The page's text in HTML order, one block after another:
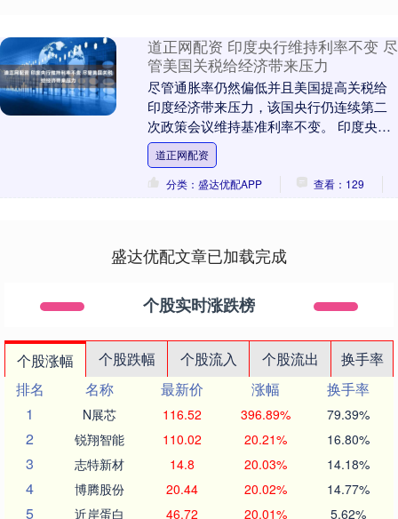
道正网配资 印度央行维持利率不变 尽
管美国关税给经济带来压力
尽管通胀率仍然偏低并且美国提高关税给
印度经济带来压力，该国央行仍连续第二
次政策会议维持基准利率不变。 印度央行
（印度储备银行）货币政策委员会周三一
致投票决定维持....
道正网配资
分类：盛达优配APP
查看：129
盛达优配文章已加载完成
个股实时涨跌榜
个股涨幅 个股跌幅 个股流入 个股流出
换手率
排名
名称 最新价 涨幅
换手率
1
N展芯 116.52 396.89% 79.39%
2 锐翔智能 110.02 20.21% 16.80%
3 志特新材 14.8 20.03% 14.18%
4 博腾股份 20.44 20.02% 14.77%
5 近岸蛋白 46.72 20.01% 5.62%